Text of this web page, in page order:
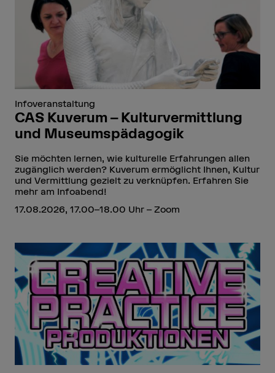
Infoveranstaltung
CAS Kuverum – Kulturvermittlung
und Museumspädagogik
Sie möchten lernen, wie kulturelle Erfahrungen allen
zugänglich werden? Kuverum ermöglicht Ihnen, Kultur
und Vermittlung gezielt zu verknüpfen. Erfahren Sie
mehr am Infoabend!
17.08.2026, 17.00–18.00 Uhr – Zoom